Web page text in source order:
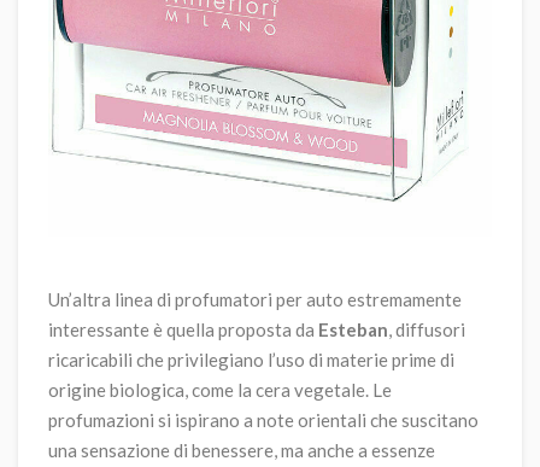
Un’altra linea di profumatori per auto estremamente
interessante è quella proposta da Esteban, diffusori
ricaricabili che privilegiano l’uso di materie prime di
origine biologica, come la cera vegetale. Le
profumazioni si ispirano a note orientali che suscitano
una sensazione di benessere, ma anche a essenze